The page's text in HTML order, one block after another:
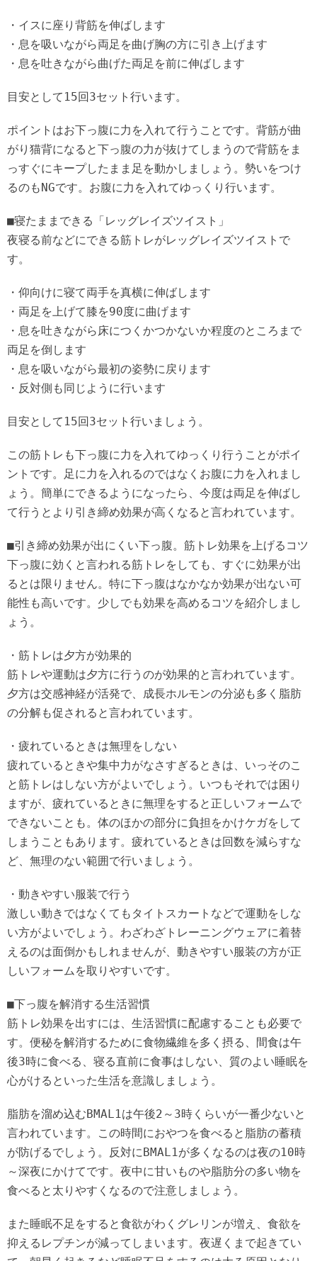
・イスに座り背筋を伸ばします
・息を吸いながら両足を曲げ胸の方に引き上げます
・息を吐きながら曲げた両足を前に伸ばします
目安として15回3セット行います。
ポイントはお下っ腹に力を入れて行うことです。背筋が曲
がり猫背になると下っ腹の力が抜けてしまうので背筋をま
っすぐにキープしたまま足を動かしましょう。勢いをつけ
るのもNGです。お腹に力を入れてゆっくり行います。
■寝たままできる「レッグレイズツイスト」
夜寝る前などにできる筋トレがレッグレイズツイストで
す。
・仰向けに寝て両手を真横に伸ばします
・両足を上げて膝を90度に曲げます
・息を吐きながら床につくかつかないか程度のところまで
両足を倒します
・息を吸いながら最初の姿勢に戻ります
・反対側も同じように行います
目安として15回3セット行いましょう。
この筋トレも下っ腹に力を入れてゆっくり行うことがポイ
ントです。足に力を入れるのではなくお腹に力を入れまし
ょう。簡単にできるようになったら、今度は両足を伸ばし
て行うとより引き締め効果が高くなると言われています。
■引き締め効果が出にくい下っ腹。筋トレ効果を上げるコツ
下っ腹に効くと言われる筋トレをしても、すぐに効果が出
るとは限りません。特に下っ腹はなかなか効果が出ない可
能性も高いです。少しでも効果を高めるコツを紹介しまし
ょう。
・筋トレは夕方が効果的
筋トレや運動は夕方に行うのが効果的と言われています。
夕方は交感神経が活発で、成長ホルモンの分泌も多く脂肪
の分解も促されると言われています。
・疲れているときは無理をしない
疲れているときや集中力がなさすぎるときは、いっそのこ
と筋トレはしない方がよいでしょう。いつもそれでは困り
ますが、疲れているときに無理をすると正しいフォームで
できないことも。体のほかの部分に負担をかけケガをして
しまうこともあります。疲れているときは回数を減らすな
ど、無理のない範囲で行いましょう。
・動きやすい服装で行う
激しい動きではなくてもタイトスカートなどで運動をしな
い方がよいでしょう。わざわざトレーニングウェアに着替
えるのは面倒かもしれませんが、動きやすい服装の方が正
しいフォームを取りやすいです。
■下っ腹を解消する生活習慣
筋トレ効果を出すには、生活習慣に配慮することも必要で
す。便秘を解消するために食物繊維を多く摂る、間食は午
後3時に食べる、寝る直前に食事はしない、質のよい睡眠を
心がけるといった生活を意識しましょう。
脂肪を溜め込むBMAL1は午後2～3時くらいが一番少ないと
言われています。この時間におやつを食べると脂肪の蓄積
が防げるでしょう。反対にBMAL1が多くなるのは夜の10時
～深夜にかけてです。夜中に甘いものや脂肪分の多い物を
食べると太りやすくなるので注意しましょう。
また睡眠不足をすると食欲がわくグレリンが増え、食欲を
抑えるレプチンが減ってしまいます。夜遅くまで起きてい